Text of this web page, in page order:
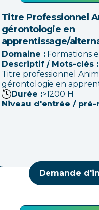
Titre Professionnel
gérontologie en
apprentissage/
Domaine : Formations
Descriptif / Mots-clés :
Titre professionnel
gérontologie en
Durée :>1200 H
Niveau d'entrée / pré-
Demande